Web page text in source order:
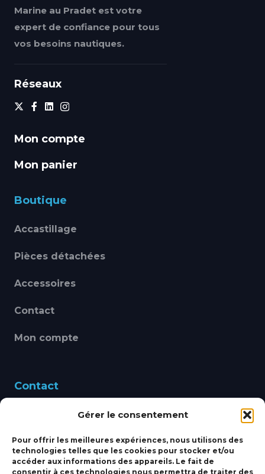
Gérer le consentement
Pour offrir les meilleures expériences, nous utilisons des
technologies telles que les cookies pour stocker et/ou
accéder aux informations des appareils. Le fait de
consentir à ces technologies nous permettra de traiter des
Marine au Pradet est votre
expert de confiance pour tous
vos besoins nautiques.
Réseaux
Mon compte
Mon panier
Boutique
Accastillage
Pièces détachées
Accessoires
Contact
Mon compte
Contact
460 Avenue Alain Le
bbsmarine@bbs-